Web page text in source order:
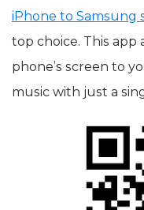
iPhone to Samsung
top choice. This
phone’s screen to
music with just a